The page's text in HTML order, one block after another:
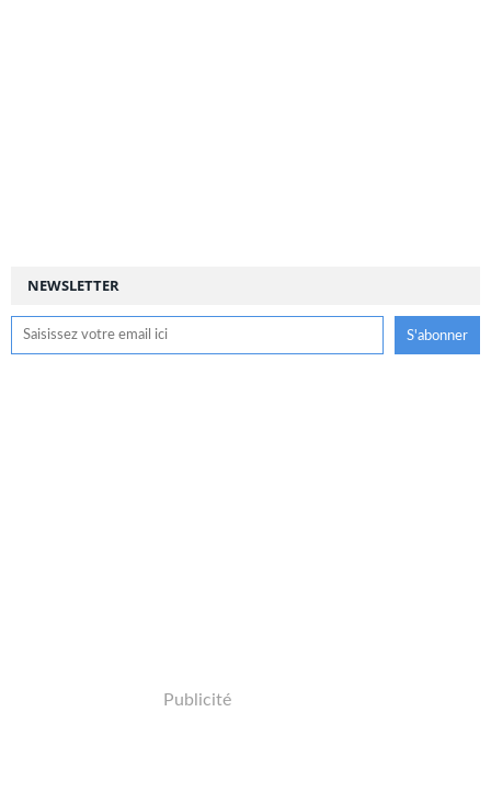
NEWSLETTER
Publicité